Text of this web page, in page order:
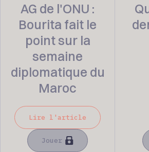
AG de l'ONU :
Bourita fait le
point sur la
semaine
diplomatique du
Maroc
Lire l'article
Jouer